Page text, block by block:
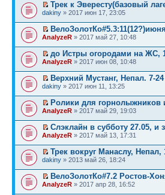
Трек к Эвересту(базовый
dakiny » 2017 июн 17, 23:05
AnalyzeR » 2017 май 27, 10:48
до Истры огородами на ЖС,
AnalyzeR » 2017 июн 08, 10:48
Верхний Мустанг, Непал. 7-
dakiny » 2017 июн 11, 13:25
Ролики для горнолыжников
AnalyzeR » 2017 май 29, 19:03
Слэклайн в субботу 27.05, и
AnalyzeR » 2017 май 13, 17:31
Трек вокруг Манаслу, Непал,
dakiny » 2013 май 26, 18:24
ВелоЗолотКо#7.2 Ростов-
AnalyzeR » 2017 апр 28, 16:52